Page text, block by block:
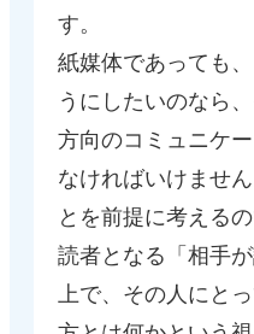
す。
紙媒体であっても
うにしたいのなら
方向のコミュニケ
なければいけませ
とを前提に考えるの
読者となる「相手
上で、その人にと